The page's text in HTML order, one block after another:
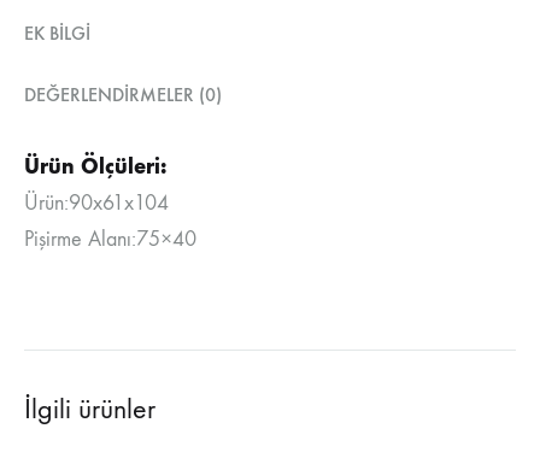
EK BILGI
DEĞERLENDIRMELER (0)
Ürün Ölçüleri:
Ürün:90x61x104
Pişirme Alanı:75×40
İlgili ürünler